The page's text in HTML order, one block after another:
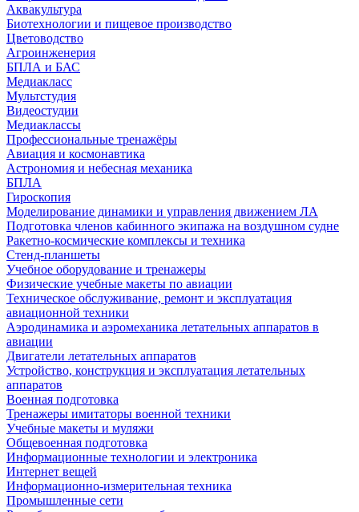
Аквакультура
Биотехнологии и пищевое производство
Цветоводство
Агроинженерия
БПЛА и БАС
Медиакласс
Мультстудия
Видеостудии
Медиаклассы
Профессиональные тренажёры
Авиация и космонавтика
Астрономия и небесная механика
БПЛА
Гироскопия
Моделирование динамики и управления движением ЛА
Подготовка членов кабинного экипажа на воздушном судне
Ракетно-космические комплексы и техника
Стенд-планшеты
Учебное оборудование и тренажеры
Физические учебные макеты по авиации
Техническое обслуживание, ремонт и эксплуатация
авиационной техники
Аэродинамика и аэромеханика летательных аппаратов в
авиации
Двигатели летательных аппаратов
Устройство, конструкция и эксплуатация летательных
аппаратов
Военная подготовка
Тренажеры имитаторы военной техники
Учебные макеты и муляжи
Общевоенная подготовка
Информационные технологии и электроника
Интернет вещей
Информационно-измерительная техника
Промышленные сети